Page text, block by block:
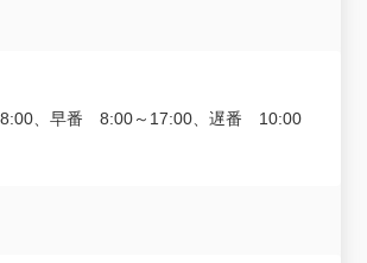
、早番 8:00～17:00、遅番 10:00